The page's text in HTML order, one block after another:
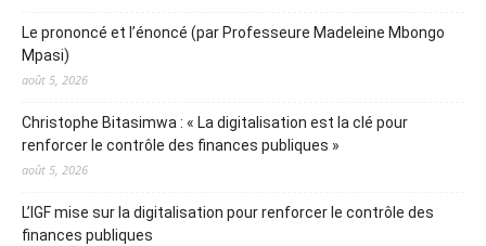
Le prononcé et l’énoncé (par Professeure Madeleine Mbongo
Mpasi)
août 5, 2026
Christophe Bitasimwa : « La digitalisation est la clé pour
renforcer le contrôle des finances publiques »
août 5, 2026
L’IGF mise sur la digitalisation pour renforcer le contrôle des
finances publiques